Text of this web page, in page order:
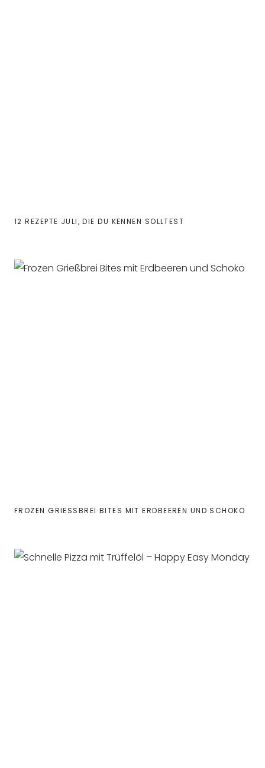
12 REZEPTE JULI, DIE DU KENNEN SOLLTEST
FROZEN GRIESSBREI BITES MIT ERDBEEREN UND SCHOKO